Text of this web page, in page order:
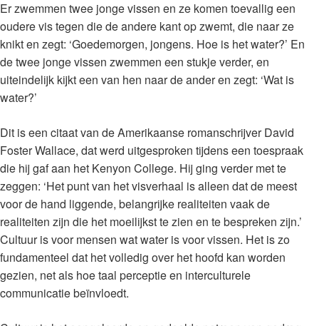
Er zwemmen twee jonge vissen en ze komen toevallig een
oudere vis tegen die de andere kant op zwemt, die naar ze
knikt en zegt: ‘Goedemorgen, jongens. Hoe is het water?’ En
de twee jonge vissen zwemmen een stukje verder, en
uiteindelijk kijkt een van hen naar de ander en zegt: ‘Wat is
water?’
Dit is een citaat van de Amerikaanse romanschrijver David
Foster Wallace, dat werd uitgesproken tijdens een toespraak
die hij gaf aan het Kenyon College. Hij ging verder met te
zeggen: ‘Het punt van het visverhaal is alleen dat de meest
voor de hand liggende, belangrijke realiteiten vaak de
realiteiten zijn die het moeilijkst te zien en te bespreken zijn.’
Cultuur is voor mensen wat water is voor vissen. Het is zo
fundamenteel dat het volledig over het hoofd kan worden
gezien, net als hoe taal perceptie en interculturele
communicatie beïnvloedt.